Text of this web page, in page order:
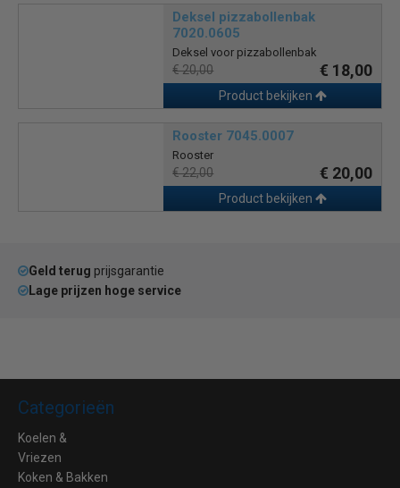
Deksel pizzabollenbak
7020.0605
Deksel voor pizzabollenbak
€ 20,00 € 18,00
Product bekijken
Rooster 7045.0007
Rooster
€ 22,00 € 20,00
Product bekijken
Geld terug prijsgarantie
Lage prijzen hoge service
Categorieën
Koelen &
Vriezen
Koken & Bakken